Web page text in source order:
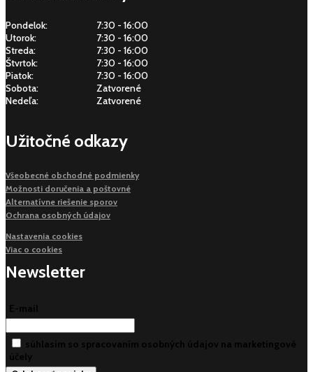
Pondelok:
7:30 - 16:00
Utorok:
7:30 - 16:00
Streda:
7:30 - 16:00
Štvrtok:
7:30 - 16:00
Piatok:
7:30 - 16:00
Sobota:
Zatvorené
Nedeľa:
Zatvorené
Užitočné odkazy
Všeobecné obchodné podmienky
Možnosti doručenia a poštovné
Alternatívne riešenie sporov
Ochrana osobných údajov
Nastavenia cookies
Viac o cookies
Newsletter
E-mail
súhlasim so spracovaním osobných údajov na marketingové
účely